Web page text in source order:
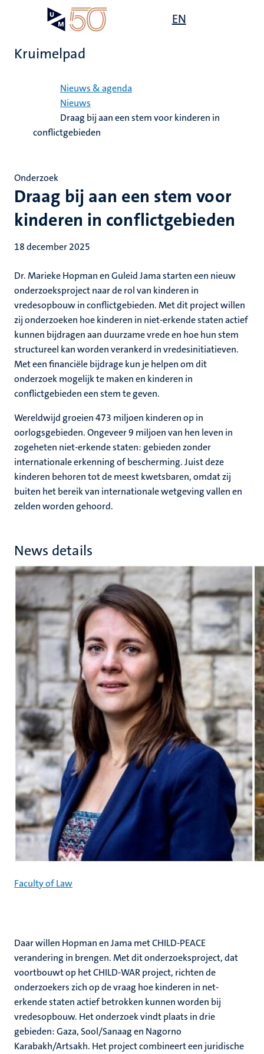
EN
Kruimelpad
Nieuws & agenda
Nieuws
Draag bij aan een stem voor kinderen in
conflictgebieden
Draag bij aan een stem voor
kinderen in conflictgebieden
Onderzoek
18 december 2025
Dr. Marieke Hopman en Guleid Jama starten een nieuw
onderzoeksproject naar de rol van kinderen in
vredesopbouw in conflictgebieden. Met dit project willen
zij onderzoeken hoe kinderen in niet-erkende staten actief
kunnen bijdragen aan duurzame vrede en hoe hun stem
structureel kan worden verankerd in vredesinitiatieven.
Met een financiële bijdrage kun je helpen om dit
onderzoek mogelijk te maken en kinderen in
conflictgebieden een stem te geven.
Wereldwijd groeien 473 miljoen kinderen op in
oorlogsgebieden. Ongeveer 9 miljoen van hen leven in
zogeheten niet-erkende staten: gebieden zonder
internationale erkenning of bescherming. Juist deze
kinderen behoren tot de meest kwetsbaren, omdat zij
buiten het bereik van internationale wetgeving vallen en
zelden worden gehoord.
News details
Faculty of Law
Daar willen Hopman en Jama met CHILD-PEACE
verandering in brengen. Met dit onderzoeksproject, dat
voortbouwt op het CHILD-WAR project, richten de
onderzoekers zich op de vraag hoe kinderen in net-
erkende staten actief betrokken kunnen worden bij
vredesopbouw. Het onderzoek vindt plaats in drie
gebieden: Gaza, Sool/Sanaag en Nagorno
Karabakh/Artsakh. Het project combineert een juridische